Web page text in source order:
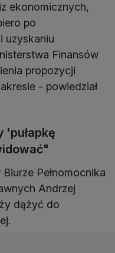
ekonomicznych,
po
uzyskaniu
Finansów
propozycji
- powiedział
'pułapkę
Pełnomocnika
Andrzej
dążyć do